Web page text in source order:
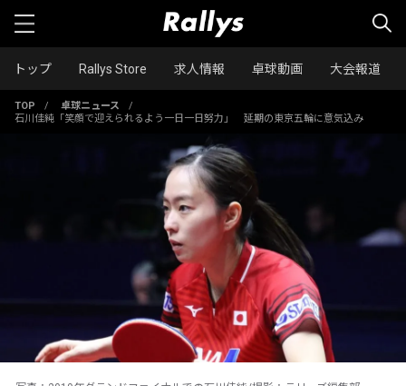
トップ Rallys Store 求人情報 卓球動画 大会報道
TOP / 卓球ニュース
/
石川佳純「笑顔で迎えられるよう一日一日努力」 延期の東京五輪に意気込み